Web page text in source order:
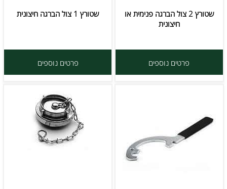
שטורץ 2 צול הברגה פנימית או
חיצונית
פרטים נוספים
שטורץ 1 צול הברגה חיצונית
פרטים נוספים